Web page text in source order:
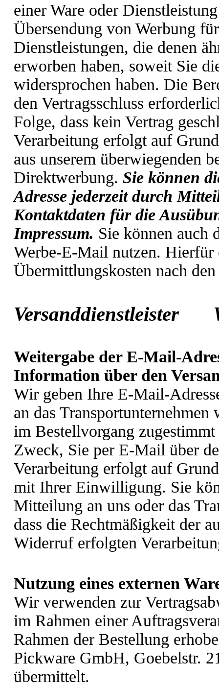
einer Ware oder
Übersendung von Werbung
Dienstleistungen, die denen
erworben haben, soweit Sie
widersprochen haben. Die
den Vertragsschluss
Folge, dass kein Vertrag
Verarbeitung erfolgt auf
aus unserem überwiegenden
Direktwerbung. Sie können
Adresse jederzeit durch
Kontaktdaten für die
Impressum. Sie können auch
Werbe-E-Mail nutzen. Hierfür
Übermittlungskosten nach
Versanddienstleister
Weitergabe der E-Mail-
Information über den
Wir geben Ihre E-Mail-
an das
im Bestellvorgang
Zweck, Sie per E-Mail über
Verarbeitung erfolgt auf
mit Ihrer Einwilligung. Sie
Mitteilung an uns oder das
dass die Rechtmäßigkeit der
Widerruf erfolgten
Nutzung eines externen
Wir verwenden zur
im Rahmen einer
Rahmen der Bestellung
Pickware GmbH, Goebelstr.
übermittelt.